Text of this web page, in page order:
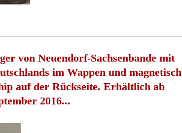
von Neuendorf-Sachsenbande mit
im Wappen und magnetisch
auf der Rückseite. Erhältlich ab
2016...